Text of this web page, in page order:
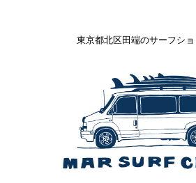
東京都北区田端のサーフシ